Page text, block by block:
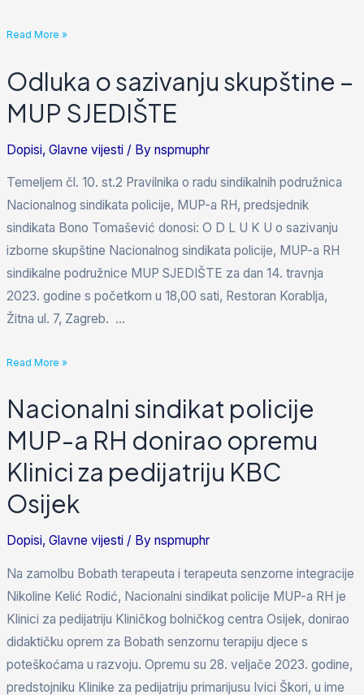
Read More »
Odluka o sazivanju skupštine –
MUP SJEDIŠTE
Dopisi,Glavne vijesti / Bynspmuphr
Temeljem čl. 10. st.2 Pravilnika o radu sindikalnih podružnica
Nacionalnog sindikata policije, MUP-a RH, predsjednik
sindikata Bono Tomašević donosi: O D L U K U o sazivanju
izborne skupštine Nacionalnog sindikata policije, MUP-a RH
sindikalne podružnice MUP SJEDIŠTE za dan 14. travnja
2023. godine s početkom u 18,00 sati, Restoran Korablja,
Žitna ul. 7, Zagreb. …
Read More »
Nacionalni sindikat policije
MUP-a RH donirao opremu
Klinici za pedijatriju KBC
Osijek
Dopisi,Glavne vijesti / Bynspmuphr
Na zamolbu Bobath terapeuta i terapeuta senzorne integracije
Nikoline Kelić Rodić, Nacionalni sindikat policije MUP-a RH je
Klinici za pedijatriju Kliničkog bolničkog centra Osijek, donirao
didaktičku oprem za Bobath senzornu terapiju djece s
poteškoćama u razvoju. Opremu su 28. veljače 2023. godine,
predstojniku Klinike za pedijatriju primarijusu Ivici Škori, u ime